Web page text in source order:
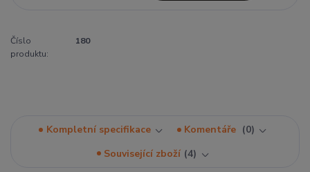
Číslo
produktu:
180
Kompletní specifikace Komentáře
0
Související zboží 4